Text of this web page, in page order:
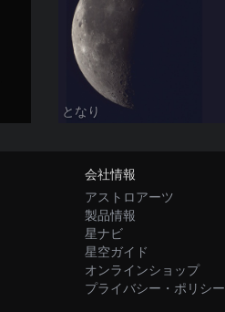
となり
会社情報
アストロアーツ
製品情報
星ナビ
星空ガイド
オンラインショップ
プライバシー・ポリシー